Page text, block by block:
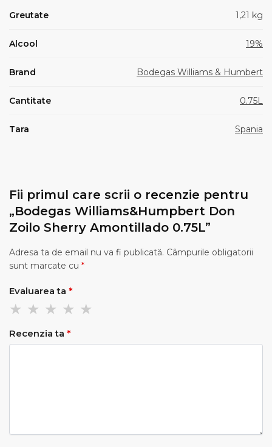
Greutate 1,21 kg
Alcool 19%
Brand Bodegas Williams & Humbert
Cantitate 0.75L
Tara Spania
Fii primul care scrii o recenzie pentru
„Bodegas Williams&Humpbert Don
Zoilo Sherry Amontillado 0.75L”
Adresa ta de email nu va fi publicată. Câmpurile obligatorii
sunt marcate cu *
Evaluarea ta *
Recenzia ta *